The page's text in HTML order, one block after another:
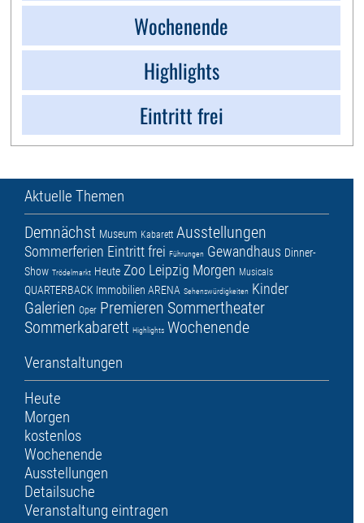
Wochenende
Highlights
Eintritt frei
Aktuelle Themen
Demnächst Museum Kabarett Ausstellungen
Sommerferien Eintritt frei Führungen Gewandhaus Dinner-
Show Trödelmarkt Heute Zoo Leipzig Morgen Musicals
QUARTERBACK Immobilien ARENA Sehenswürdigkeiten Kinder
Galerien Oper Premieren Sommertheater
Sommerkabarett Highlights Wochenende
Veranstaltungen
Heute
Morgen
kostenlos
Wochenende
Ausstellungen
Detailsuche
Veranstaltung eintragen